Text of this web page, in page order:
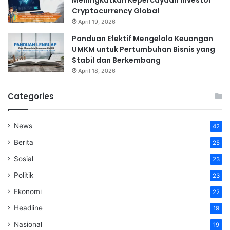
Cryptocurrency Global
April 19, 2026
Panduan Efektif Mengelola Keuangan
UMKM untuk Pertumbuhan Bisnis yang
Stabil dan Berkembang
April 18, 2026
Categories
News 42
Berita 25
Sosial 23
Politik 23
Ekonomi 22
Headline 19
Nasional 19